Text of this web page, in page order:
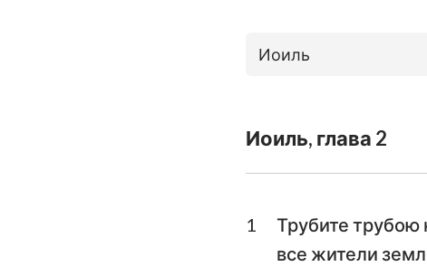
Иоиль
Книги Ветхого
Левит
Второзаконие
Иоиль, глава 2
1
Трубите трубою
все жители